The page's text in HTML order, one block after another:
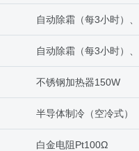
自动除霜（每3小时）
自动除霜（每3小时）
不锈钢加热器150W
半导体制冷（空冷式）
白金电阻Pt100Ω